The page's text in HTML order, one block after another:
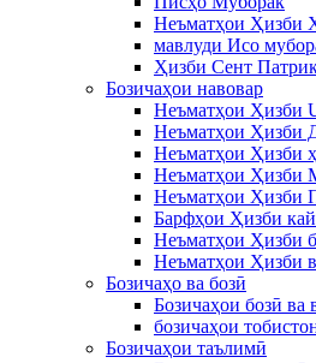
Неъматҳои Ҳизби
мавлуди Исо
Ҳизби Сент
Бозичаҳои навовар
Неъматҳои Ҳизби
Неъматҳои Ҳизби
Неъматҳои Ҳизби
Неъматҳои Ҳизби
Неъматҳои Ҳизби
Барфҳои Ҳизби
Неъматҳои Ҳизби
Неъматҳои Ҳизби
Бозичаҳо ва бозӣ
Бозичаҳои бозӣ ва
бозичаҳои
Бозичаҳои таълимӣ